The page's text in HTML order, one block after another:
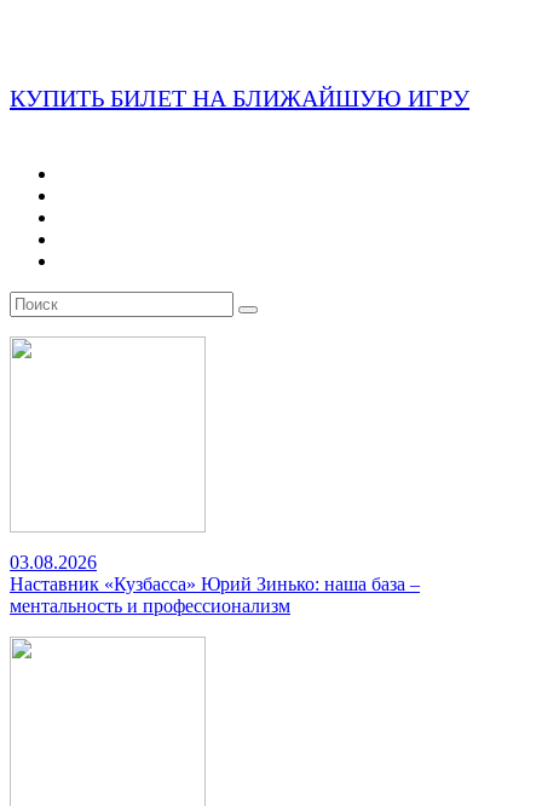
КУПИТЬ БИЛЕТ НА БЛИЖАЙШУЮ ИГРУ
03.08.2026
Наставник «Кузбасса» Юрий Зинько: наша база –
ментальность и профессионализм